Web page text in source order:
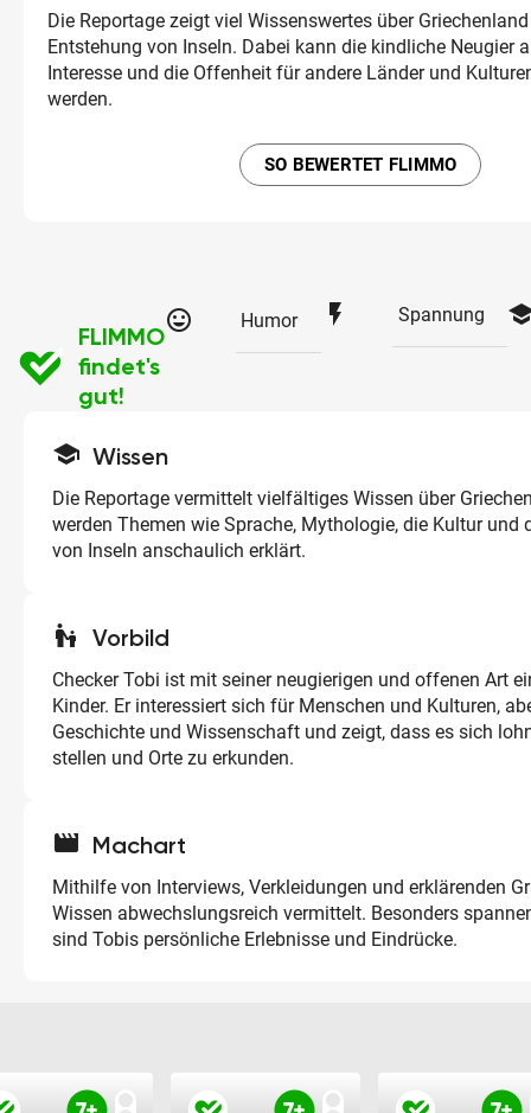
Die Reportage zeigt viel Wissenswertes über
Entstehung von Inseln. Dabei kann die kindliche Neugier
Interesse und die Offenheit für andere Länder und
werden.
SO BEWERTET FLIMMO
FLIMMO
findet's
gut!
tag_faces Humor flash_on Spannung
school Wissen
Die Reportage vermittelt vielfältiges Wissen über
werden Themen wie Sprache, Mythologie, die Kultur und
von Inseln anschaulich erklärt.
escalator_warning Vorbild
Checker Tobi ist mit seiner neugierigen und offenen Art
Kinder. Er interessiert sich für Menschen und Kulturen,
Geschichte und Wissenschaft und zeigt, dass es sich
stellen und Orte zu erkunden.
movie Machart
Mithilfe von Interviews, Verkleidungen und erklärenden
Wissen abwechslungsreich vermittelt. Besonders
sind Tobis persönliche Erlebnisse und Eindrücke.